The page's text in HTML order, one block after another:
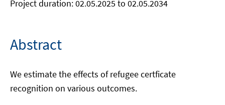
Project duration: 02.05.2025 to 02.05.2034
Abstract
We estimate the effects of refugee certficate
recognition on various outcomes.